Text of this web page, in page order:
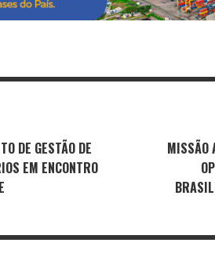
DE GESTÃO DE
EM ENCONTRO
MISSÃO